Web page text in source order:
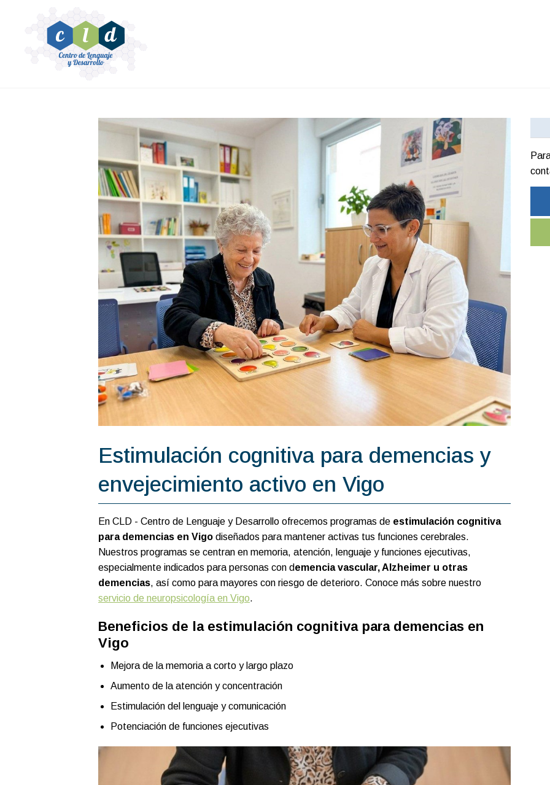
Estimulación cognitiva para demencias y
envejecimiento activo en Vigo
En CLD - Centro de Lenguaje y Desarrollo ofrecemos programas de estimulación cognitiva
para demencias en Vigo diseñados para mantener activas tus funciones cerebrales.
Nuestros programas se centran en memoria, atención, lenguaje y funciones ejecutivas,
especialmente indicados para personas con demencia vascular, Alzheimer u otras
demencias, así como para mayores con riesgo de deterioro. Conoce más sobre nuestro
servicio de neuropsicología en Vigo.
Beneficios de la estimulación cognitiva para demencias en
Vigo
Mejora de la memoria a corto y largo plazo
Aumento de la atención y concentración
Estimulación del lenguaje y comunicación
Potenciación de funciones ejecutivas